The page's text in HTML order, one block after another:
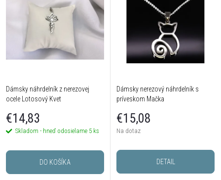
Dámsky náhrdelník z nerezovej
ocele Lotosový Kvet
€14,83
Skladom - hneď odosielame 5 ks
DO KOŠÍKA
Dámsky nerezový náhrdelník s
príveskom Mačka
€15,08
Na dotaz
DETAIL